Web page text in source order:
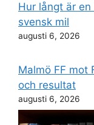
Hur långt är
svensk mil
augusti 6, 2026
Malmö FF mot
och resultat
augusti 6, 2026